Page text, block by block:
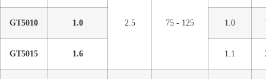
2.5 75 - 125
GT5010 1.0 1.0
GT5015 1.6 1.1